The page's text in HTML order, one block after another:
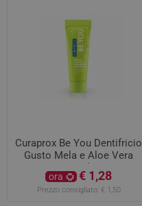
Curaprox Be You Dentifricio
Gusto Mela e Aloe Vera
10ml
ora € 1,28
Prezzo consigliato: € 1,50